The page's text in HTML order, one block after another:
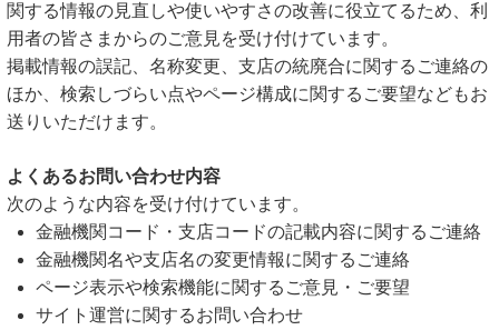
関する情報の見直しや使いやすさの改善に役立てるため、利
用者の皆さまからのご意見を受け付けています。
掲載情報の誤記、名称変更、支店の統廃合に関するご連絡の
ほか、検索しづらい点やページ構成に関するご要望などもお
送りいただけます。
よくあるお問い合わせ内容
次のような内容を受け付けています。
金融機関コード・支店コードの記載内容に関するご連絡
金融機関名や支店名の変更情報に関するご連絡
ページ表示や検索機能に関するご意見・ご要望
サイト運営に関するお問い合わせ